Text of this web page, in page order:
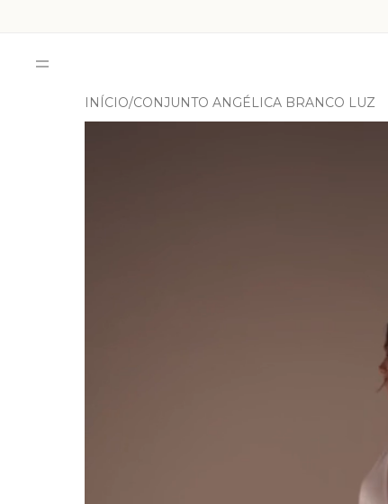
INÍCIO CONJUNTO ANGÉLICA BRANCO LUZ